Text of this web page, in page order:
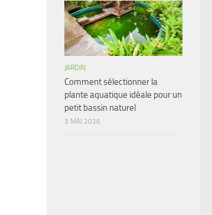
JARDIN
Comment sélectionner la
plante aquatique idéale pour un
petit bassin naturel
3 MAI 2026